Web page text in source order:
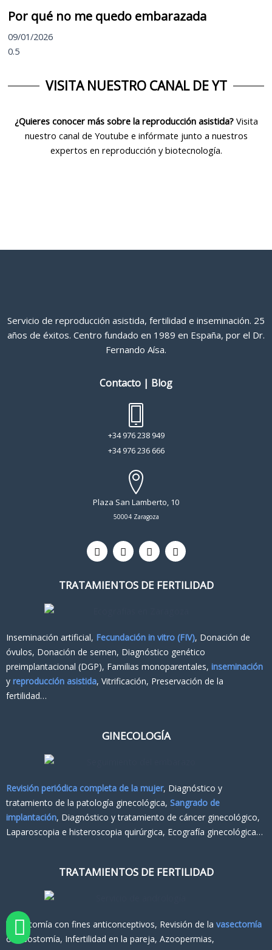
Por qué no me quedo embarazada
09/01/2026
VISITA NUESTRO CANAL DE YT
¿Quieres conocer más sobre la reproducción asistida?Visita
nuestro canal de Youtube e infórmate junto a nuestros
expertos en reproducción y biotecnología.
Servicio de reproducción asistida, fertilidad e inseminación. 25
años de éxitos. Centro fundado en 1989 en España, por el Dr.
Fernando Aísa.
Contacto | Blog
+34 976 238 949
+34 976 236 666
Plaza San Lamberto, 10
50004 Zaragoza
T
w
t
t
F
a
e
b
I
n
t
a
L
i
k
e
TRATAMIENTOS DE FERTILIDAD
Inseminación artificial, Fecundación in vitro (FIV), Donación de
óvulos, Donación de semen, Diagnóstico genético
preimplantacional (DGP), Familias monoparentales, inseminación
y reproducción asistida, Vitrificación, Preservación de la
fertilidad…
GINECOLOGÍA
Revisión periódica completa de la mujer, Diagnóstico y
tratamiento de la patología ginecológica, Sangrado de
implantación, Diagnóstico y tratamiento de cáncer ginecológico,
Laparoscopia e histeroscopia quirúrgica, Ecografía ginecológica…
TRATAMIENTOS DE FERTILIDAD
Vasectomía con fines anticonceptivos, Revisión de la vasectomía
o vasostomía, Infertilidad en la pareja, Azoopermias,